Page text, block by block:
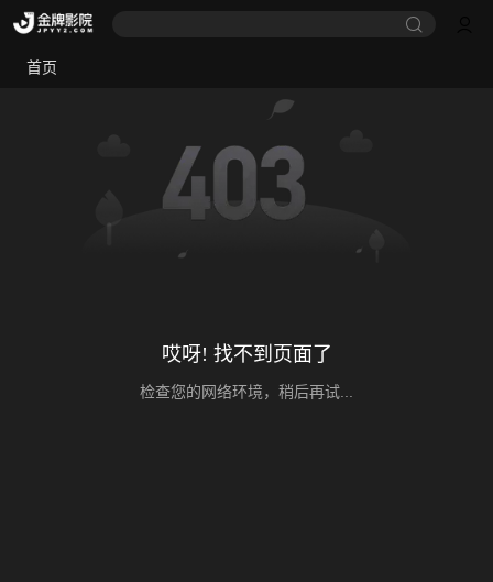
首页
哎呀! 找不到页面了
检查您的网络环境，稍后再试...